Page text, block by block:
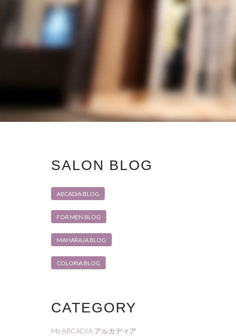
SALON BLOG
ARCADIA BLOG
FOR MEN BLOG
MAHARAJA BLOG
COLORIA BLOG
CATEGORY
Mz ARCADIA アルカディア